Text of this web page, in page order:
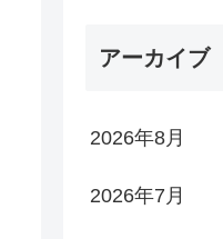
アーカイブ
2026年8月
2026年7月